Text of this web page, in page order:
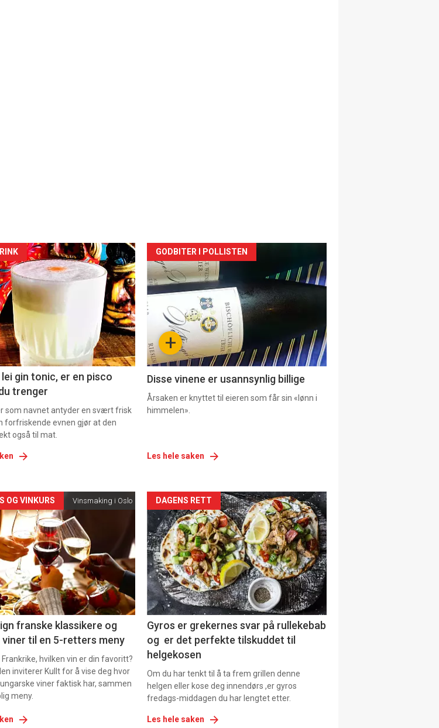
gin tonic, er en pisco
trenger
som navnet antyder en svært frisk
forfriskende evnen gjør at den
også til mat.
Forsiden
akkurat
nå
3 +
GODBITER I POLLISTEN
Disse vinene er usannsynlig billige
Årsaken er knyttet til eieren som får sin «lønn i
himmelen».
Les hele saken
OG VINKURS Vinsmaking i Oslo
franske klassikere og
viner til en 5-retters meny
hvilken vin er din favoritt?
inviterer Kullt for å vise deg hvor
viner faktisk har, sammen
meny.
Forsiden
akkurat
nå
-
6
DAGENS RETT
Gyros er grekernes svar på rullekebab
og er det perfekte tilskuddet til
helgekosen
Om du har tenkt til å ta frem grillen denne
helgen eller kose deg innendørs ,er gyros
fredags-middagen du har lengtet etter.
Les hele saken